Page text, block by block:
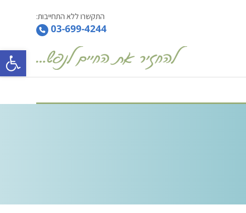
התקשרו ללא התחייבות:
03-699-4244